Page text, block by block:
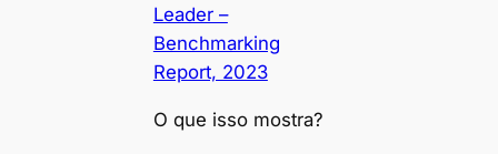
Leader –
Benchmarking
Report, 2023
O que isso mostra?